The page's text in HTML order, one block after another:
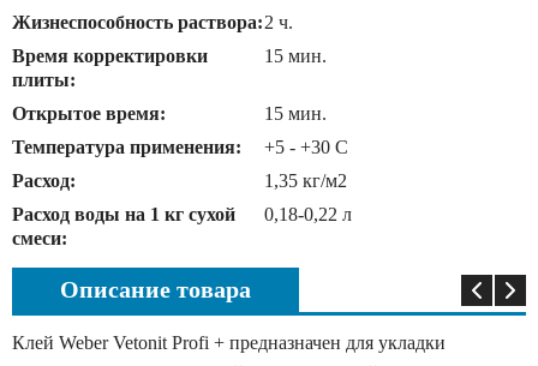
Жизнеспособность раствора:2 ч.
Время корректировки
плиты:
15 мин.
Открытое время:
15 мин.
Температура применения:
+5 - +30 C
Расход:
1,35 кг/м2
Расход воды на 1 кг сухой
смеси:
0,18-0,22 л
Описание товара
Клей Weber Vetonit Profi + предназначен для укладки